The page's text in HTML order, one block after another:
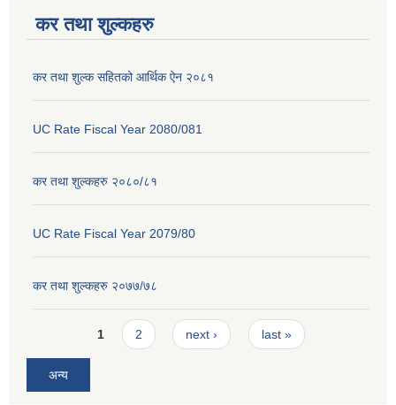
कर तथा शुल्कहरु
कर तथा शुल्क सहितको आर्थिक ऐन २०८१
UC Rate Fiscal Year 2080/081
कर तथा शुल्कहरु २०८०/८१
UC Rate Fiscal Year 2079/80
कर तथा शुल्कहरु २०७७/७८
Pages1 2 next › last »
अन्य